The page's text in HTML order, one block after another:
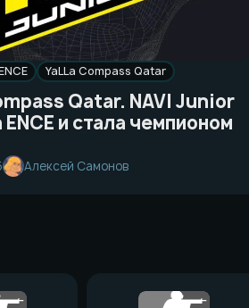
YaLLa Compass Qatar
Qatar. NAVI Junior
и стала чемпионом
Алексей Самонов